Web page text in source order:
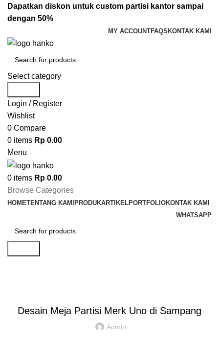
Dapatkan diskon untuk custom partisi kantor sampai
dengan 50%
MY ACCOUNTFAQS KONTAK KAMI
Select category
Login / Register
Wishlist
0 Compare
0 items Rp 0.00
Menu
0 items Rp 0.00
Browse Categories
HOMETENTANG KAMIPRODUKARTIKELPORTFOLIOKONTAK KAMI
WHATSAPP
Desain Meja Partisi Merk Uno di Sampang
Admin